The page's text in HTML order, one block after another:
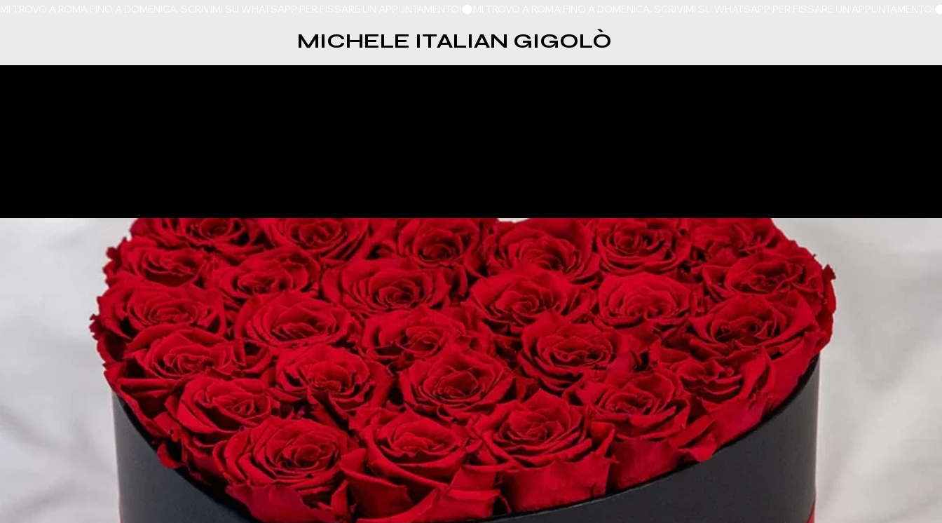
MICHELE ITALIAN GIGOLÒ
Our Features
This is the space to introduce the Features section. Use this space
to highlight your unique aspects and to present specific credentials,
benefits or special features you offer.
Feature Title
Share your feature information here to attract new clients. Provide a
brief summary to help visitors understand the context and
background.
Feature Title
Share your feature information here to attract new clients. Provide a
brief summary to help visitors understand the context and
background.
Feature Title
Share your feature information here to attract new clients. Provide a
brief summary to help visitors understand the context and